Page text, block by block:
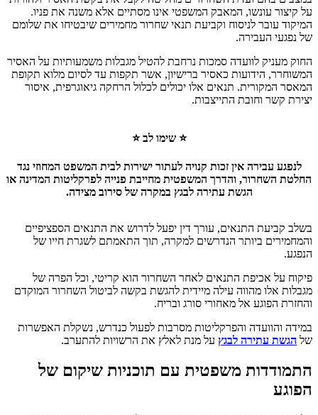
על קיצור עונשו, המאבק המשפטי אינו מסתיים אלא משנה את פניו.
המיקוד עובר לניסוח וקביעת תנאי שחרור מחמירים שיבטיחו את שלומם
של נפגעי העבירה.
החוק מעניק לוועדה סמכות נרחבת להטיל מגבלות משמעותיות על האסיר
המשוחרר, הידועות כאסיר ברישיון, אשר תקפות עד לסיום מלוא תקופת
המאסר המקורית. תנאים אלו יכולים לכלול הרחקה גיאוגרפית, איסור
יצירת קשר וחובת התייצבות.
⭐ שימו לב ⭐
לנפגע עבירה אין זכות קנויה לעתור ישירות לבית המשפט המחוזי נגד
החלטת השחרור, והדרך המשפטית מחייבת פנייה לפרקליטות המדינה או
הגשת עתירה לבגץ במקרה של סירוב מצידה.
בשלב קביעת התנאים, עורך דין יפעל לדרוש את התנאים הספציפיים
והמחמירים ביותר הנדרשים למקרה, תוך התאמתם לשגרת חייו של
הנפגע.
פיקוח על אכיפת התנאים לאחר השחרור הוא קריטי, וכל הפרה של
מגבלות אלו מהווה עילה מיידית להגשת בקשה לביטול השחרור המוקדם
והחזרת הפוגע אל מאחורי סורג ובריח.
במידה והוועדה והפרקליטות מסרבות לפעול כנדרש, נשקלת האפשרות
של הגשת עתירה לבגץ על מנת לאלץ את הרשויות להתערב.
התמודדות משפטית עם תוכניות שיקום של
הפוגע